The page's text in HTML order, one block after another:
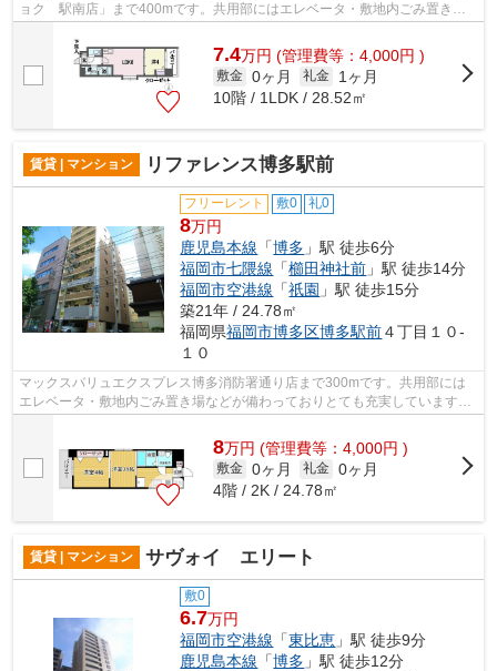
ョク 駅南店」まで400mです。共用部にはエレベータ・敷地内ごみ置き場
7.4万円 (管理費等：4,000円 )
敷金 0ヶ月 礼金
1ヶ月
10階 / 1LDK / 28.52㎡
賃貸 | マンション リファレンス博多駅前
フリーレント 敷0 礼0
8万円
鹿児島本線 「博多 」駅 徒歩6分
福岡市七隈線 「櫛田神社前 」駅 徒歩14分
福岡市空港線 「祇園 」駅 徒歩15分
築21年 / 24.78㎡
福岡県福岡市博多区博多駅前４丁目１０-
１０
マックスバリュエクスプレス博多消防署通り店まで300mです。共用部には
エレベータ・敷地内ごみ置き場などが備わっておりとても充実しています。
8万円 (管理費等：4,000円 )
敷金 0ヶ月 礼金 0ヶ月
4階 / 2K / 24.78㎡
賃貸 | マンション サヴォイ エリート
敷0
6.7万円
福岡市空港線 「東比恵 」駅 徒歩9分
鹿児島本線 「博多 」駅 徒歩12分